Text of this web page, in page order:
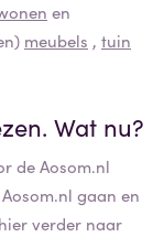
en
meubels , tuin
Wat nu?
deAosom.nl
Aosom.nl gaan en
verder naar